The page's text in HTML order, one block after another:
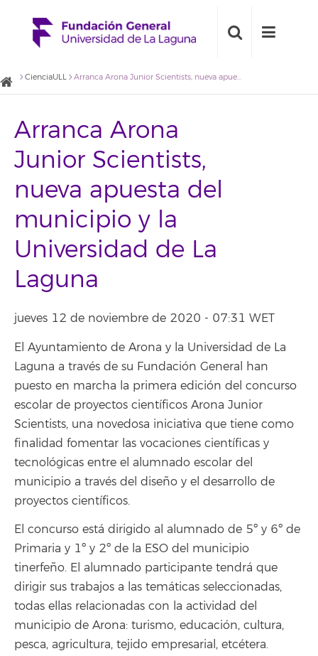
CienciaULL Arranca Arona Junior Scientists, nueva apuesta del municipio y la Universidad de La Laguna
Arranca Arona
Junior Scientists,
nueva apuesta del
municipio y la
Universidad de La
Laguna
jueves 12 de noviembre de 2020 - 07:31 WET
El Ayuntamiento de Arona y la Universidad de La
Laguna a través de su Fundación General han
puesto en marcha la primera edición del concurso
escolar de proyectos científicos Arona Junior
Scientists, una novedosa iniciativa que tiene como
finalidad fomentar las vocaciones científicas y
tecnológicas entre el alumnado escolar del
municipio a través del diseño y el desarrollo de
proyectos científicos.
El concurso está dirigido al alumnado de 5º y 6º de
Primaria y 1º y 2º de la ESO del municipio
tinerfeño. El alumnado participante tendrá que
dirigir sus trabajos a las temáticas seleccionadas,
todas ellas relacionadas con la actividad del
municipio de Arona: turismo, educación, cultura,
pesca, agricultura, tejido empresarial, etcétera.